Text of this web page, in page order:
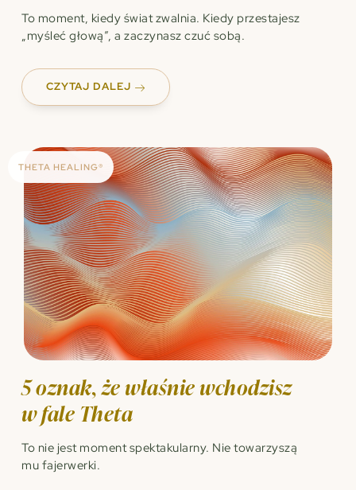
To moment, kiedy świat zwalnia. Kiedy przestajesz
„myśleć głową”, a zaczynasz czuć sobą.
CZYTAJ DALEJ
THETA HEALING®
5 oznak, że właśnie wchodzisz
w fale Theta
To nie jest moment spektakularny. Nie towarzyszą
mu fajerwerki.